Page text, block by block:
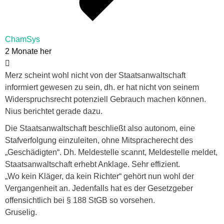
ChamSys
2 Monate her
Merz scheint wohl nicht von der Staatsanwaltschaft
informiert gewesen zu sein, dh. er hat nicht von seinem
Widerspruchsrecht potenziell Gebrauch machen können.
Nius berichtet gerade dazu.
Die Staatsanwaltschaft beschließt also autonom, eine
Stafverfolgung einzuleiten, ohne Mitspracherecht des
„Geschädigten“. Dh. Meldestelle scannt, Meldestelle meldet,
Staatsanwaltschaft erhebt Anklage. Sehr effizient.
„Wo kein Kläger, da kein Richter“ gehört nun wohl der
Vergangenheit an. Jedenfalls hat es der Gesetzgeber
offensichtlich bei § 188 StGB so vorsehen.
Gruselig.